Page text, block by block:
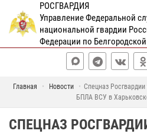
РОСГВАРДИЯ
Управление Федеральной
национальной гвардии
Федерации по
Главная Новости
Спецназ
БПЛА ВСУ в
СПЕЦНАЗ